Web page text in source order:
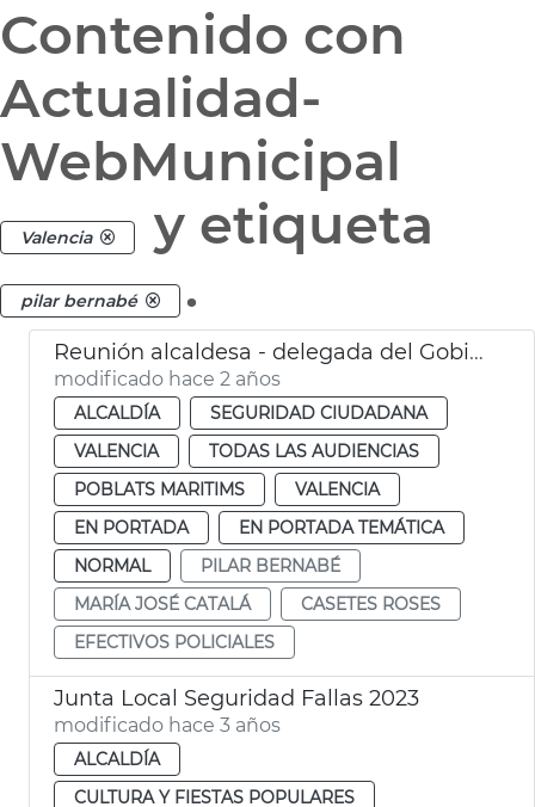
Contenido con
Actualidad-
WebMunicipal
Valencia y etiqueta
pilar bernabé .
Reunión alcaldesa - delegada del Gobierno
modificado hace 2 años
ALCALDÍA
SEGURIDAD CIUDADANA
VALENCIA
TODAS LAS AUDIENCIAS
POBLATS MARITIMS
VALENCIA
EN PORTADA
EN PORTADA TEMÁTICA
NORMAL
PILAR BERNABÉ
MARÍA JOSÉ CATALÁ
CASETES ROSES
EFECTIVOS POLICIALES
Junta Local Seguridad Fallas 2023
modificado hace 3 años
ALCALDÍA
CULTURA Y FIESTAS POPULARES